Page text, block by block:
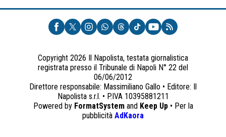
UNA
NUOVA
SCHEDA)
Copyright 2026 Il Napolista, testata giornalistica
registrata presso il Tribunale di Napoli N° 22 del
06/06/2012
Direttore responsabile: Massimiliano Gallo • Editore: Il
Napolista s.r.l. • P.IVA 10395881211
Powered by FormatSystemand Keep Up• Per la
pubblicità AdKaora